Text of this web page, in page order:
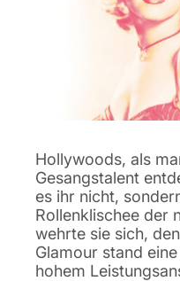
Hollywoods, als
Gesangstalent
es ihr nicht,
Rollenklischee der
wehrte sie sich,
Glamour stand
hohem